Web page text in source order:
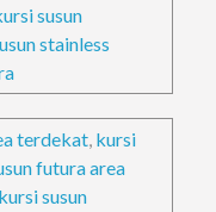
susun
stainless
terdekat, kursi
futura area
susun